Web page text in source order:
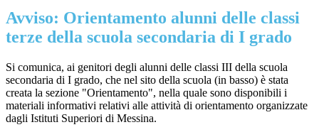
Avviso: Orientamento alunni delle classi
terze della scuola secondaria di I grado
Si comunica, ai genitori degli alunni delle classi III della scuola
secondaria di I grado, che nel sito della scuola (in basso) è stata
creata la sezione "Orientamento", nella quale sono disponibili i
materiali informativi relativi alle attività di orientamento organizzate
dagli Istituti Superiori di Messina.